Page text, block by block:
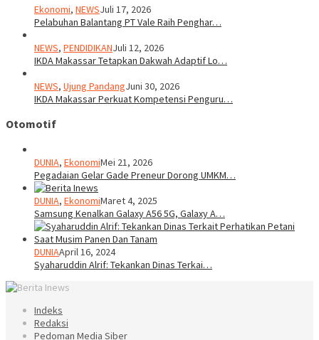
Ekonomi, NEWSJuli 17, 2026
Pelabuhan Balantang PT Vale Raih Penghar…
NEWS, PENDIDIKANJuli 12, 2026
IKDA Makassar Tetapkan Dakwah Adaptif Lo…
NEWS, Ujung PandangJuni 30, 2026
IKDA Makassar Perkuat Kompetensi Penguru…
Otomotif
DUNIA, EkonomiMei 21, 2026
Pegadaian Gelar Gade Preneur Dorong UMKM…
DUNIA, EkonomiMaret 4, 2025
Samsung Kenalkan Galaxy A56 5G, Galaxy A…
DUNIAApril 16, 2024
Syaharuddin Alrif: Tekankan Dinas Terkai…
Indeks
Redaksi
Pedoman Media Siber